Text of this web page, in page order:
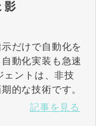
影
だけで自動化を
動化実装も急速
ェントは、非技
的な技術です。
記事を見る